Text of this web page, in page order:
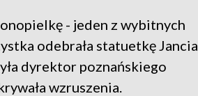
- jeden z wybitnych
odebrała statuetkę Jancia
dyrektor poznańskiego
wzruszenia.